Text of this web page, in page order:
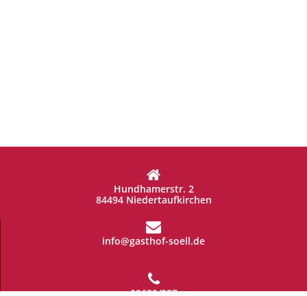
Hundhamerstr. 2
84494 Niedertaufkirchen
info@gasthof-soell.de
08639/227